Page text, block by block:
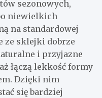
sezonowych,
niewielkich
na standardowej
ze sklejki dobrze
i przyjazne
łączą lekkość formy
Dzięki nim
się bardziej